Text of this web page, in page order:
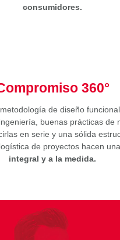
consumidores.
360°
de diseño
buenas prácticas de
en serie y una sólida
de proyectos hacen una
integral y a la medida.